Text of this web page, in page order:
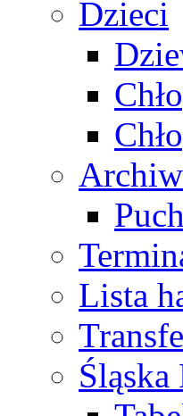
Dzieci
Lista